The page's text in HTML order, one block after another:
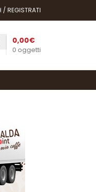
/ REGISTRATI
0 oggetti
0,00€